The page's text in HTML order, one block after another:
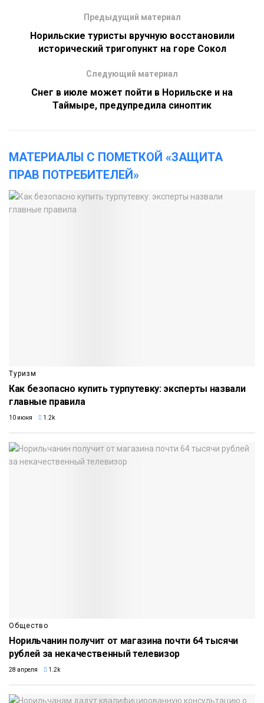
Предыдущий материал
Норильские туристы вручную восстановили
исторический тригопункт на горе Сокол
Следующий материал
Снег в июле может пойти в Норильске и на
Таймыре, предупредила синоптик
МАТЕРИАЛЫ С ПОМЕТКОЙ «ЗАЩИТА
ПРАВ ПОТРЕБИТЕЛЕЙ»
Туризм
Как безопасно купить турпутевку: эксперты назвали
главные правила
10 июня 1.2k
Общество
Норильчанин получит от магазина почти 64 тысячи
рублей за некачественный телевизор
28 апреля 1.2k